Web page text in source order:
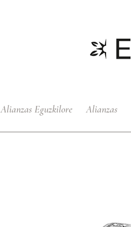
Alianzas Eguzkilore Alianzas